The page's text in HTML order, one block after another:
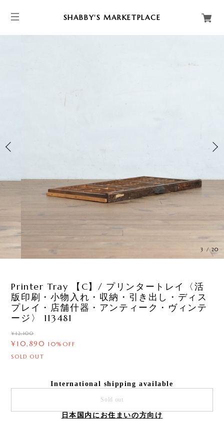
SHABBY'S MARKETPLACE
3 /20
Printer Tray 【C】/ プリンタートレイ〈活
版印刷・小物入れ・収納・引き出し・ディス
プレイ・店舗什器・アンティーク・ヴィンテ
ージ〉 113481
¥12,100
¥10,890 10%OFF
SOLD OUT
International shipping available
Sold out
日本国内にお住まいの方向け